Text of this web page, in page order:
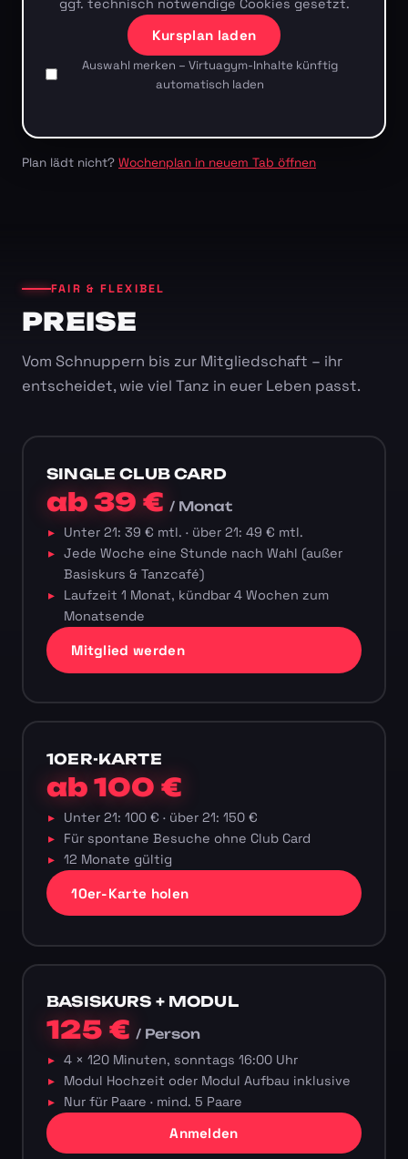
ggf. technisch notwendige Cookies gesetzt.
Kursplan laden
Auswahl merken – Virtuagym-Inhalte künftig
automatisch laden
Plan lädt nicht? Wochenplan in neuem Tab öffnen
FAIR & FLEXIBEL
PREISE
Vom Schnuppern bis zur Mitgliedschaft – ihr
entscheidet, wie viel Tanz in euer Leben passt.
SINGLE CLUB CARD
ab 39 €/ Monat
Unter 21: 39 € mtl. · über 21: 49 € mtl.
Jede Woche eine Stunde nach Wahl (außer
Basiskurs & Tanzcafé)
Laufzeit 1 Monat, kündbar 4 Wochen zum
Monatsende
Mitglied werden
10ER-KARTE
ab 100 €
Unter 21: 100 € · über 21: 150 €
Für spontane Besuche ohne Club Card
12 Monate gültig
10er-Karte holen
BASISKURS + MODUL
125 €/ Person
4 × 120 Minuten, sonntags 16:00 Uhr
Modul Hochzeit oder Modul Aufbau inklusive
Nur für Paare · mind. 5 Paare
Anmelden